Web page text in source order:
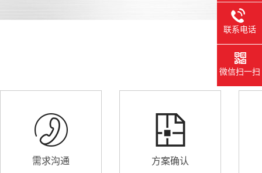
需求沟通 方案确认
联系电话
微信扫一扫